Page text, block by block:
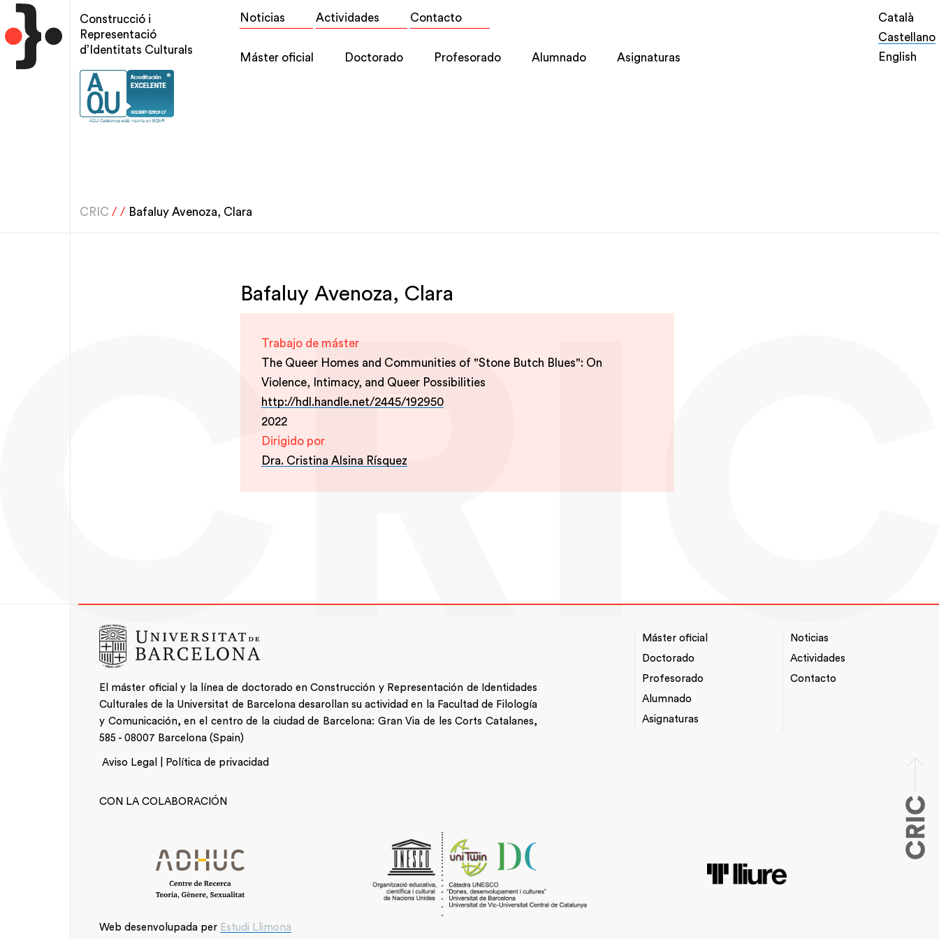
Pasar
al
contenido
principal
Construcció i
Representació
d’Identitats Culturals
Top
Noticias Actividades Contacto
Main
Máster oficial Doctorado Profesorado Alumnado Asignaturas
Català
Castellano
English
CRIC / / Bafaluy Avenoza, Clara
Bafaluy Avenoza, Clara
Trabajo de máster
The Queer Homes and Communities of "Stone Butch Blues": On
Violence, Intimacy, and Queer Possibilities
http://hdl.handle.net/2445/192950
2022
Dirigido por
Dra. Cristina Alsina Rísquez
El máster oficial y la línea de doctorado en Construcción y Representación de Identidades
Culturales de la Universitat de Barcelona desarollan su actividad en la Facultad de Filología
y Comunicación, en el centro de la ciudad de Barcelona: Gran Via de les Corts Catalanes,
585 - 08007 Barcelona (Spain)
Aviso Legal | Política de privacidad
NAVEGACIÓ
PRINCIPAL
Máster oficial
Doctorado
Profesorado
Alumnado
Asignaturas
*TOP
MENU
Noticias
Actividades
Contacto
CON LA COLABORACIÓN
Web desenvolupada per Estudi Llimona